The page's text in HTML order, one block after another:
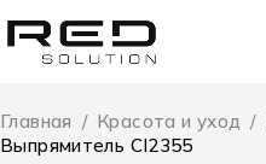
Главная / Красота и уход /
Выпрямитель CI2355